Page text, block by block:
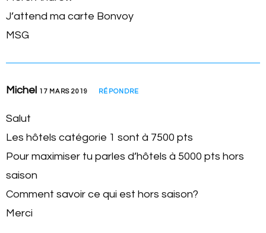
J’attend ma carte Bonvoy
MSG
Michel 17 MARS 2019 RÉPONDRE
Salut
Les hôtels catégorie 1 sont à 7500 pts
Pour maximiser tu parles d’hôtels à 5000 pts hors
saison
Comment savoir ce qui est hors saison?
Merci